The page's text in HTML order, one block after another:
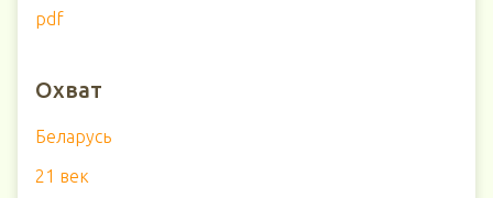
pdf
Охват
Беларусь
21 век